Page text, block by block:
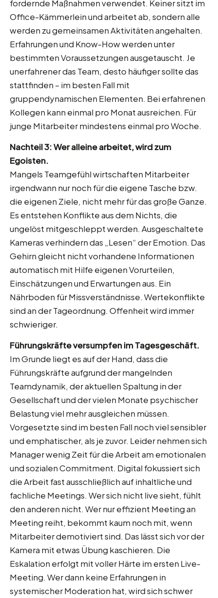
fordernde Maßnahmen verwendet. Keiner sitzt im
Office-Kämmerlein und arbeitet ab, sondern alle
werden zu gemeinsamen Aktivitäten angehalten.
Erfahrungen und Know-How werden unter
bestimmten Voraussetzungen ausgetauscht. Je
unerfahrener das Team, desto häufiger sollte das
stattfinden – im besten Fall mit
gruppendynamischen Elementen. Bei erfahrenen
Kollegen kann einmal pro Monat ausreichen. Für
junge Mitarbeiter mindestens einmal pro Woche.
Nachteil 3: Wer alleine arbeitet, wird zum
Egoisten.
Mangels Teamgefühl wirtschaften Mitarbeiter
irgendwann nur noch für die eigene Tasche bzw.
die eigenen Ziele, nicht mehr für das große Ganze.
Es entstehen Konflikte aus dem Nichts, die
ungelöst mitgeschleppt werden. Ausgeschaltete
Kameras verhindern das „Lesen“ der Emotion. Das
Gehirn gleicht nicht vorhandene Informationen
automatisch mit Hilfe eigenen Vorurteilen,
Einschätzungen und Erwartungen aus. Ein
Nährboden für Missverständnisse. Wertekonflikte
sind an der Tageordnung. Offenheit wird immer
schwieriger.
Führungskräfte versumpfen im Tagesgeschäft.
Im Grunde liegt es auf der Hand, dass die
Führungskräfte aufgrund der mangelnden
Teamdynamik, der aktuellen Spaltung in der
Gesellschaft und der vielen Monate psychischer
Belastung viel mehr ausgleichen müssen.
Vorgesetzte sind im besten Fall noch viel sensibler
und emphatischer, als je zuvor. Leider nehmen sich
Manager wenig Zeit für die Arbeit am emotionalen
und sozialen Commitment. Digital fokussiert sich
die Arbeit fast ausschließlich auf inhaltliche und
fachliche Meetings. Wer sich nicht live sieht, fühlt
den anderen nicht. Wer nur effizient Meeting an
Meeting reiht, bekommt kaum noch mit, wenn
Mitarbeiter demotiviert sind. Das lässt sich vor der
Kamera mit etwas Übung kaschieren. Die
Eskalation erfolgt mit voller Härte im ersten Live-
Meeting. Wer dann keine Erfahrungen in
systemischer Moderation hat, wird sich schwer